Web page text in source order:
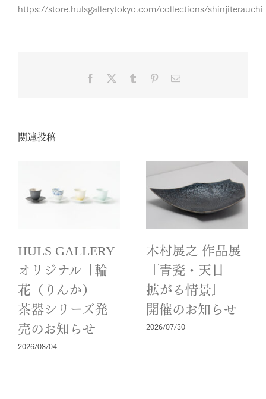
https://store.hulsgallerytokyo.com/collections/shinjiterauchi
Facebook Tumblr Pinterest
電
関連投稿
HULS GALLERY
オリジナル「輪
花（りんか）」
茶器シリーズ発
売のお知らせ
2026/08/04
木村展之 作品展
『青瓷・天目－
拡がる情景』
開催のお知らせ
2026/07/30